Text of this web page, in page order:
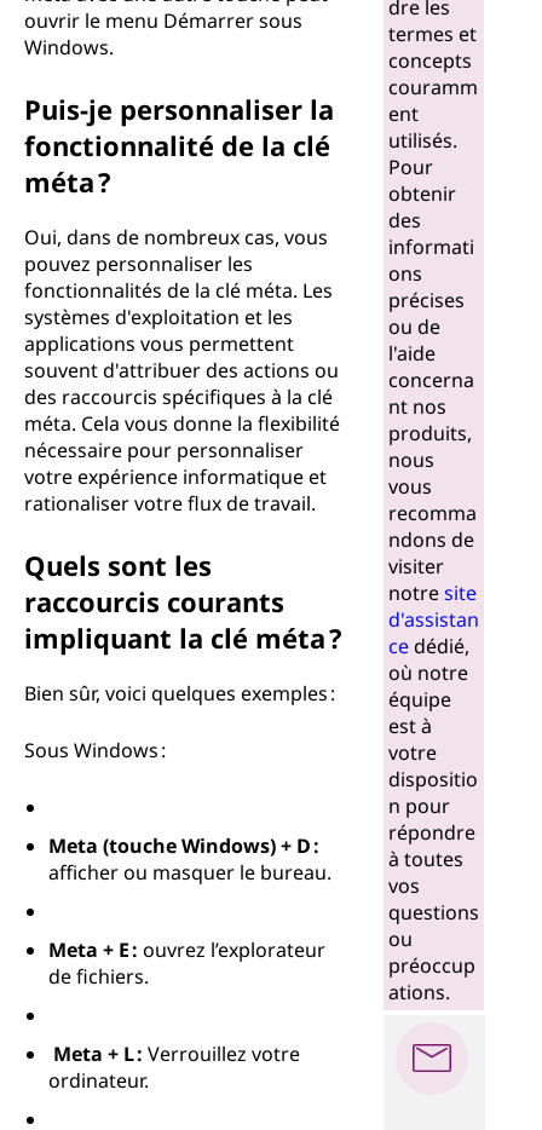
ouvrir le menu Démarrer sous
Windows.
Puis-je personnaliser la
fonctionnalité de la clé
méta ?
Oui, dans de nombreux cas, vous
pouvez personnaliser les
fonctionnalités de la clé méta. Les
systèmes d'exploitation et les
applications vous permettent
souvent d'attribuer des actions ou
des raccourcis spécifiques à la clé
méta. Cela vous donne la flexibilité
nécessaire pour personnaliser
votre expérience informatique et
rationaliser votre flux de travail.
Quels sont les
raccourcis courants
impliquant la clé méta ?
Bien sûr, voici quelques exemples :
Sous Windows :
Meta (touche Windows) + D :
afficher ou masquer le bureau.
Meta + E : ouvrez l’explorateur
de fichiers.
Meta + L : Verrouillez votre
ordinateur.
dre les
termes et
concepts
couramm
ent
utilisés.
Pour
obtenir
des
informati
ons
précises
ou de
l'aide
concerna
nt nos
produits,
nous
vous
recomma
ndons de
visiter
notresite
d'assistan
cedédié,
où notre
équipe
est à
votre
dispositio
n pour
répondre
à toutes
vos
questions
ou
préoccup
ations.